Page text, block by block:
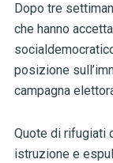
Dopo tre
che hanno
posizione
campagna
Quote di rifugiati
istruzione e